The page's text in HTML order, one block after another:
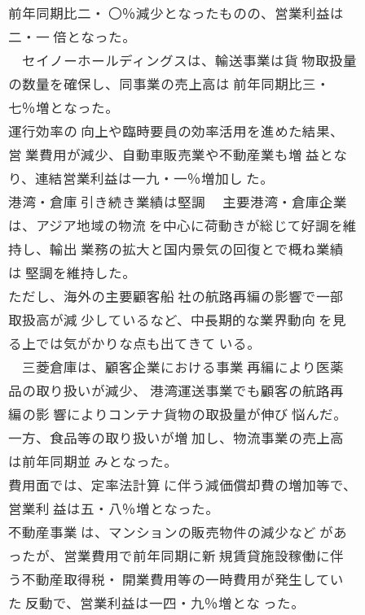
前年同期比二・ 〇％減少となったものの、営業利益は
二・一 倍となった。
セイノーホールディングスは、輸送事業は貨 物取扱量
の数量を確保し、同事業の売上高は 前年同期比三・
七％増となった。
運行効率の 向上や臨時要員の効率活用を進めた結果、
営 業費用が減少、自動車販売業や不動産業も増 益とな
り、連結営業利益は一九・一％増加し た。
港湾・倉庫 引き続き業績は堅調 主要港湾・倉庫企業
は、アジア地域の物流 を中心に荷動きが総じて好調を維
持し、輸出 業務の拡大と国内景気の回復とで概ね業績
は 堅調を維持した。
ただし、海外の主要顧客船 社の航路再編の影響で一部
取扱高が減 少しているなど、中長期的な業界動向 を見
る上では気がかりな点も出てきて いる。
三菱倉庫は、顧客企業における事業 再編により医薬
品の取り扱いが減少、 港湾運送事業でも顧客の航路再
編の影 響によりコンテナ貨物の取扱量が伸び 悩んだ。
一方、食品等の取り扱いが増 加し、物流事業の売上高
は前年同期並 みとなった。
費用面では、定率法計算 に伴う減価償却費の増加等で、
営業利 益は五・八％増となった。
不動産事業 は、マンションの販売物件の減少など があ
ったが、営業費用で前年同期に新 規賃貸施設稼働に伴
う不動産取得税・ 開業費用等の一時費用が発生してい
た 反動で、営業利益は一四・九％増とな った。